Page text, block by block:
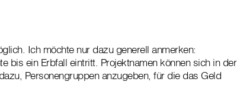
Ich möchte nur dazu generell anmerken:
bis ein Erbfall eintritt. Projektnamen können sich in der
Personengruppen anzugeben, für die das Geld